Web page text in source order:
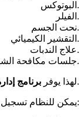
البوتوكس.
الفيلر.
نحت الجسم.
التقشير الكيميائي.
علاج الندبات.
جلسات مكافحة الشيخوخة.
لهذا يوفر برنامج أدوات متخصصة لمتابعة كل جلسة.
يمكن للنظام تسجيل: